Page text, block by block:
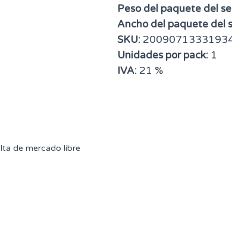
de mercado libre
Peso del paquete del
Ancho del paquete del
SKU:
Unidades por pack: 1
IVA: 21 %